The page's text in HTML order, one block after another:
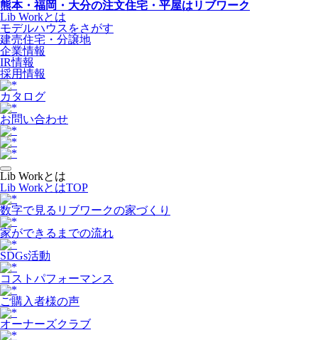
熊本・福岡・大分の注文住宅・平屋はリブワーク
Lib Workとは
モデルハウスをさがす
建売住宅・分譲地
企業情報
IR情報
採用情報
カタログ
お問い合わせ
Lib Workとは
Lib WorkとはTOP
数字で⾒るリブワークの家づくり
家ができるまでの流れ
SDGs活動
コストパフォーマンス
ご購入者様の声
オーナーズクラブ